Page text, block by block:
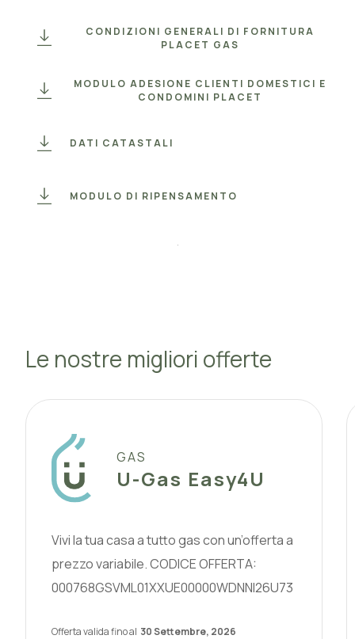
CONDIZIONI GENERALI DI FORNITURA
PLACET GAS
MODULO ADESIONE CLIENTI DOMESTICI E
CONDOMINI PLACET
DATI CATASTALI
MODULO DI RIPENSAMENTO
.
Le nostre migliori offerte
GAS
U-Gas Easy4U
Vivi la tua casa a tutto gas con un’offerta a
prezzo variabile. CODICE OFFERTA:
000768GSVML01XXUE00000WDNNI26U73
Offerta valida fino al 30 Settembre, 2026